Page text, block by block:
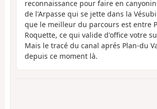
reconnaissance pour faire en
de l'Arpasse qui se jette dans la
que le meilleur du parcours est entre
Roquette, ce qui valide d'office votre
Mais le tracé du canal aprés Plan-du
depuis ce moment là.